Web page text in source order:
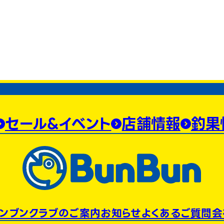
セール&イベント 店舗情報 釣
ブンクラブのご案内お知らせよくあるご質問